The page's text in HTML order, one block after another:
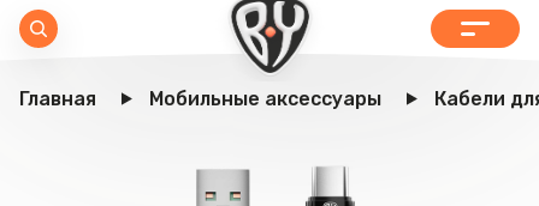
Главная Мобильные аксессуары Кабели